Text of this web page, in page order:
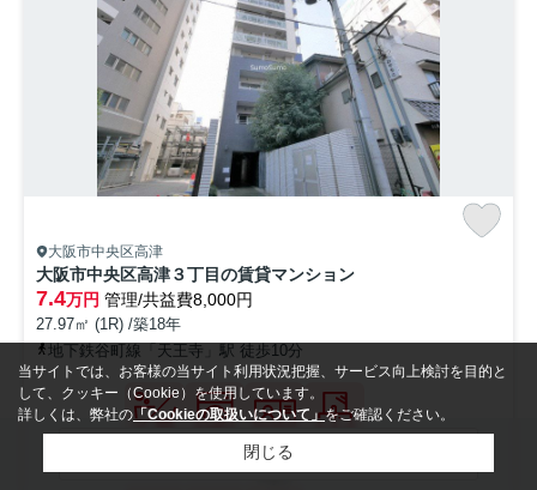
大阪市中央区高津
大阪市中央区高津３丁目の賃貸マンション
7.4万円 管理/共益費8,000円
27.97㎡ (1R) /築18年
地下鉄谷町線「天王寺」駅 徒歩10分
TVモニタ
検索条件を変更
当サイトでは、お客様の当サイト利用状況把握、サービス向上検討を目的と
して、クッキー（Cookie）を使用しています。
詳しくは、弊社の「Cookieの取扱いについて」をご確認ください。
閉じる